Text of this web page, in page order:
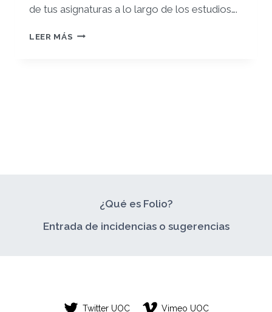
de tus asignaturas a lo largo de los estudios….
LEER MÁS ¡TE
¿Qué es Folio?
Entrada de incidencias o sugerencias
Twitter UOC Vimeo UOC